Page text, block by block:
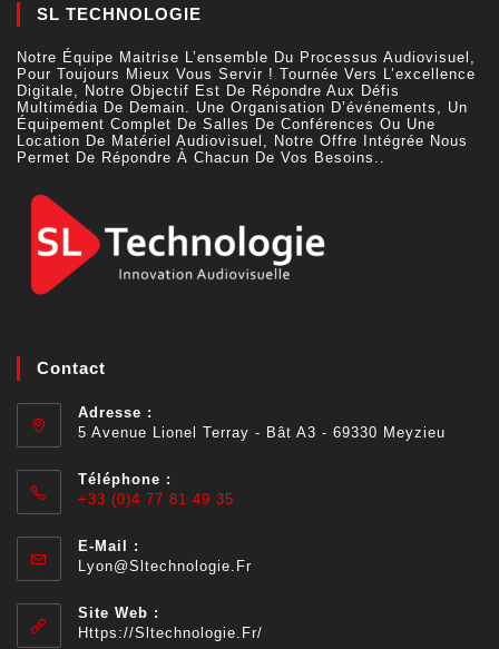
SL TECHNOLOGIE
Notre Équipe Maitrise L’ensemble Du Processus Audiovisuel,
Pour Toujours Mieux Vous Servir ! Tournée Vers L’excellence
Digitale, Notre Objectif Est De Répondre Aux Défis
Multimédia De Demain. Une Organisation D’événements, Un
Équipement Complet De Salles De Conférences Ou Une
Location De Matériel Audiovisuel, Notre Offre Intégrée Nous
Permet De Répondre À Chacun De Vos Besoins..
Contact
Adresse :
5 Avenue Lionel Terray - Bât A3 - 69330 Meyzieu
Téléphone :
+33 (0)4 77 81 49 35
E-Mail :
Lyon@sltechnologie.fr
Site Web :
Https://sltechnologie.fr/